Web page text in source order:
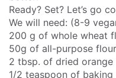
Ready? Set? Let’s go
We will need: (8-9
200 g of whole wheat
50g of all-purpose flour
2 tbsp. of dried orange
1/2 teaspoon of